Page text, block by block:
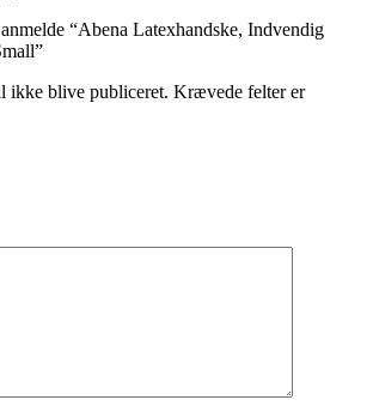
“Abena Latexhandske, Indvendig
ikke blive publiceret. Krævede felter er